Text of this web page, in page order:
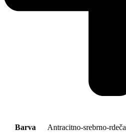
Barva Antracitno-srebrno-rdeča